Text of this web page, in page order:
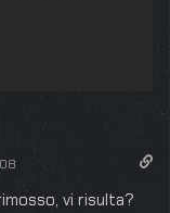
vi risulta?